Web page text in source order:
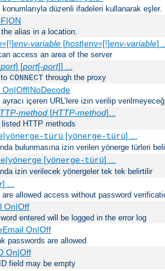
konumlarıyla düzenli ifadeleri kullanarak eşler.
alias in a location.
env-variable[host|env=[!]env-variable]
access an area of the server
port] [port[-port]] ...
CONNECT through the proxy
içeren URL’lere izin verilip
method[HTTP-method]...
HTTP methods
yönerge-türü[yönerge-türü] ...
bulunmasına izin verilen yönerge türleri
yönerge[yönerge-türü] ...
izin verilecek yönergeler tek tek belirtilir
] ...
allowed access without password
On|Off
entered will be logged in the error log
On|Off
passwords are allowed
On|Off
field may be empty